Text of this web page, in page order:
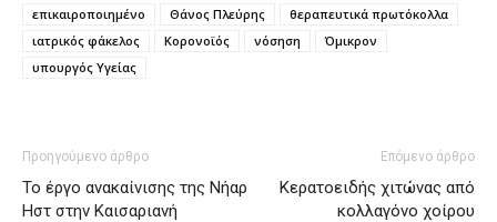
επικαιροποιημένο
Θάνος Πλεύρης
θεραπευτικά πρωτόκολλα
ιατρικός φάκελος
Κορονοϊός νόσηση
Όμικρον
υπουργός Υγείας
Προηγούμενο άρθρο
Το έργο ανακαίνισης της Νήαρ
Ηστ στην Καισαριανή
Επόμενο άρθρο
Κερατοειδής χιτώνας από
κολλαγόνο χοίρου